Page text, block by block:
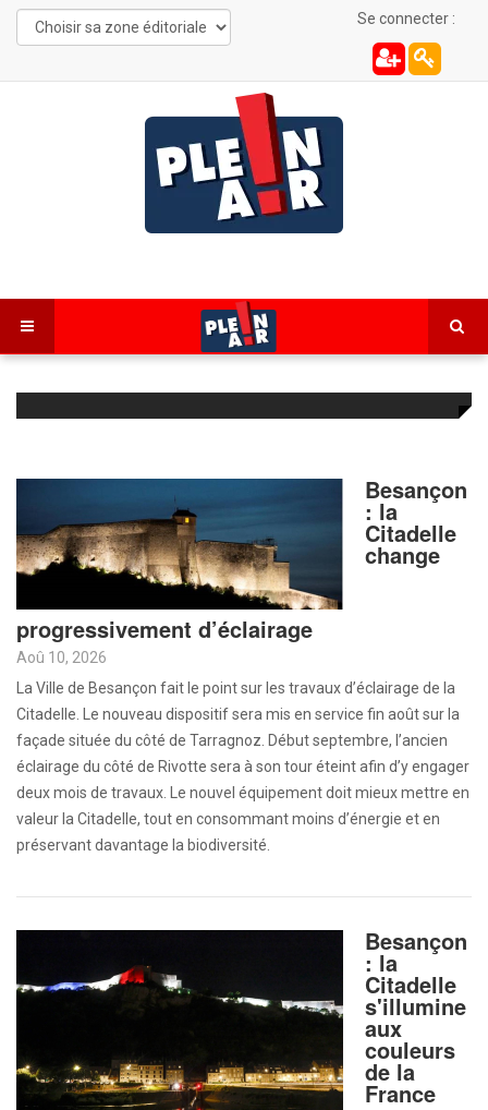
Se connecter :
Besançon
: la
Citadelle
change
progressivement d’éclairage
Aoû 10, 2026
La Ville de Besançon fait le point sur les travaux d’éclairage de la
Citadelle. Le nouveau dispositif sera mis en service fin août sur la
façade située du côté de Tarragnoz. Début septembre, l’ancien
éclairage du côté de Rivotte sera à son tour éteint afin d’y engager
deux mois de travaux. Le nouvel équipement doit mieux mettre en
valeur la Citadelle, tout en consommant moins d’énergie et en
préservant davantage la biodiversité.
Besançon
: la
Citadelle
s'illumine
aux
couleurs
de la
France